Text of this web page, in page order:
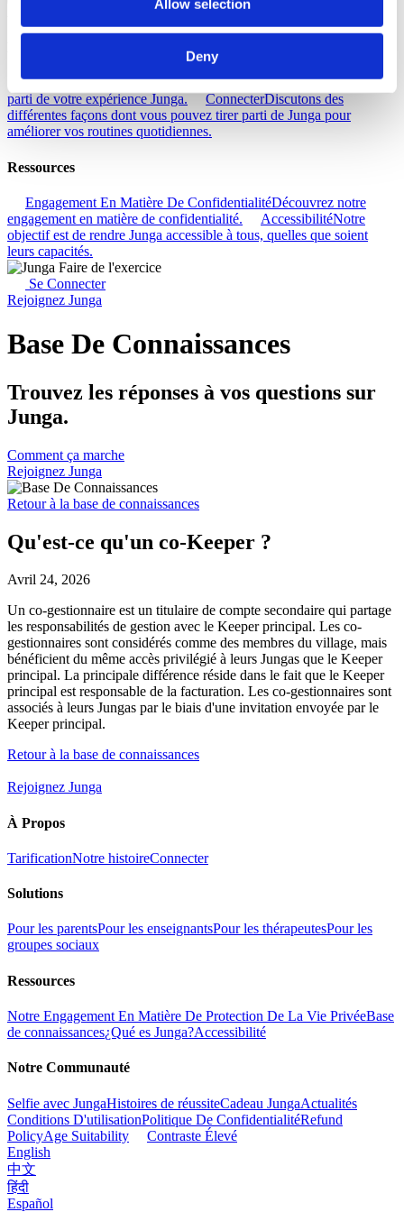
Allow selection
Deny
Base De ConnaissancesDécouvrez comment tirer le meilleur
parti de votre expérience Junga.
ConnecterDiscutons des
différentes façons dont vous pouvez tirer parti de Junga pour
améliorer vos routines quotidiennes.
Ressources
Engagement En Matière De ConfidentialitéDécouvrez notre
engagement en matière de confidentialité.
AccessibilitéNotre
objectif est de rendre Junga accessible à tous, quelles que soient
leurs capacités.
Se Connecter
Rejoignez Junga
Base De Connaissances
Trouvez les réponses à vos questions sur
Junga.
Comment ça marche
Rejoignez Junga
Retour à la base de connaissances
Qu'est-ce qu'un co-Keeper ?
Avril 24, 2026
Un co-gestionnaire est un titulaire de compte secondaire qui partage
les responsabilités de gestion avec le Keeper principal. Les co-
gestionnaires sont considérés comme des membres du village, mais
bénéficient du même accès privilégié à leurs Jungas que le Keeper
principal. La principale différence réside dans le fait que le Keeper
principal est responsable de la facturation. Les co-gestionnaires sont
associés à leurs Jungas par le biais d'une invitation envoyée par le
Keeper principal.
Retour à la base de connaissances
Rejoignez Junga
À Propos
TarificationNotre histoireConnecter
Solutions
Pour les parentsPour les enseignantsPour les thérapeutesPour les
groupes sociaux
Ressources
Notre Engagement En Matière De Protection De La Vie PrivéeBase
de connaissances¿Qué es Junga?Accessibilité
Notre Communauté
Selfie avec JungaHistoires de réussiteCadeau JungaActualités
Conditions D'utilisationPolitique De ConfidentialitéRefund
PolicyAge Suitability
Contraste Élevé
English
中文
हिंदी
Español